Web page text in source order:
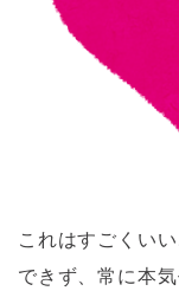
これはすごくい
できず、常に本